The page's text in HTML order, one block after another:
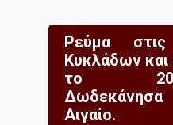
Ρεύμα στις
Κυκλάδων και
το 2025-
Δωδεκάνησα
Αιγαίο.